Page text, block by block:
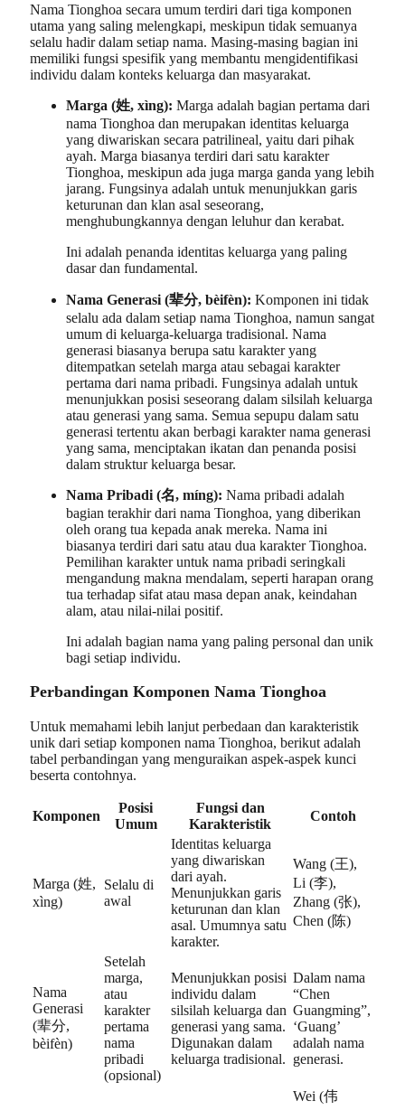
Nama Tionghoa secara umum terdiri dari tiga komponen
utama yang saling melengkapi, meskipun tidak semuanya
selalu hadir dalam setiap nama. Masing-masing bagian ini
memiliki fungsi spesifik yang membantu mengidentifikasi
individu dalam konteks keluarga dan masyarakat.
Marga (姓, xìng): Marga adalah bagian pertama dari
nama Tionghoa dan merupakan identitas keluarga
yang diwariskan secara patrilineal, yaitu dari pihak
ayah. Marga biasanya terdiri dari satu karakter
Tionghoa, meskipun ada juga marga ganda yang lebih
jarang. Fungsinya adalah untuk menunjukkan garis
keturunan dan klan asal seseorang,
menghubungkannya dengan leluhur dan kerabat.
Ini adalah penanda identitas keluarga yang paling
dasar dan fundamental.
Nama Generasi (辈分, bèifèn): Komponen ini tidak
selalu ada dalam setiap nama Tionghoa, namun sangat
umum di keluarga-keluarga tradisional. Nama
generasi biasanya berupa satu karakter yang
ditempatkan setelah marga atau sebagai karakter
pertama dari nama pribadi. Fungsinya adalah untuk
menunjukkan posisi seseorang dalam silsilah keluarga
atau generasi yang sama. Semua sepupu dalam satu
generasi tertentu akan berbagi karakter nama generasi
yang sama, menciptakan ikatan dan penanda posisi
dalam struktur keluarga besar.
Nama Pribadi (名, míng): Nama pribadi adalah
bagian terakhir dari nama Tionghoa, yang diberikan
oleh orang tua kepada anak mereka. Nama ini
biasanya terdiri dari satu atau dua karakter Tionghoa.
Pemilihan karakter untuk nama pribadi seringkali
mengandung makna mendalam, seperti harapan orang
tua terhadap sifat atau masa depan anak, keindahan
alam, atau nilai-nilai positif.
Ini adalah bagian nama yang paling personal dan unik
bagi setiap individu.
Perbandingan Komponen Nama Tionghoa
Untuk memahami lebih lanjut perbedaan dan karakteristik
unik dari setiap komponen nama Tionghoa, berikut adalah
tabel perbandingan yang menguraikan aspek-aspek kunci
beserta contohnya.
Komponen
Posisi
Umum
Fungsi dan
Karakteristik
Contoh
Marga (姓,
xìng)
Selalu di
awal
Identitas keluarga
yang diwariskan
dari ayah.
Menunjukkan garis
keturunan dan klan
asal. Umumnya satu
karakter.
Wang (王),
Li (李),
Zhang (张),
Chen (陈)
Nama
Generasi
(辈分,
bèifèn)
Setelah
marga,
atau
karakter
pertama
nama
pribadi
(opsional)
Menunjukkan posisi
individu dalam
silsilah keluarga dan
generasi yang sama.
Digunakan dalam
keluarga tradisional.
Dalam nama
“Chen
Guangming”,
‘Guang’
adalah nama
generasi.
Wei (伟